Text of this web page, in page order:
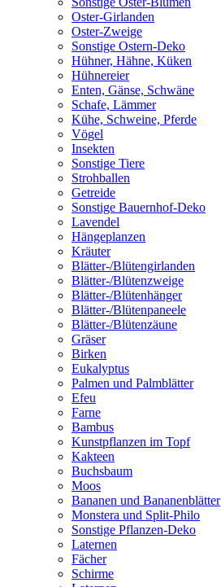
Oster-Girlanden
Oster-Zweige
Sonstige Ostern-Deko
Hühner, Hähne, Küken
Hühnereier
Enten, Gänse, Schwäne
Schafe, Lämmer
Kühe, Schweine, Pferde
Vögel
Insekten
Sonstige Tiere
Strohballen
Getreide
Sonstige Bauernhof-Deko
Lavendel
Hängeplanzen
Kräuter
Blätter-/Blütengirlanden
Blätter-/Blütenzweige
Blätter-/Blütenhänger
Blätter-/Blütenpaneele
Blätter-/Blütenzäune
Gräser
Birken
Eukalyptus
Palmen und Palmblätter
Efeu
Farne
Bambus
Kunstpflanzen im Topf
Kakteen
Buchsbaum
Moos
Bananen und Bananenblätter
Monstera und Split-Philo
Sonstige Pflanzen-Deko
Laternen
Fächer
Schirme